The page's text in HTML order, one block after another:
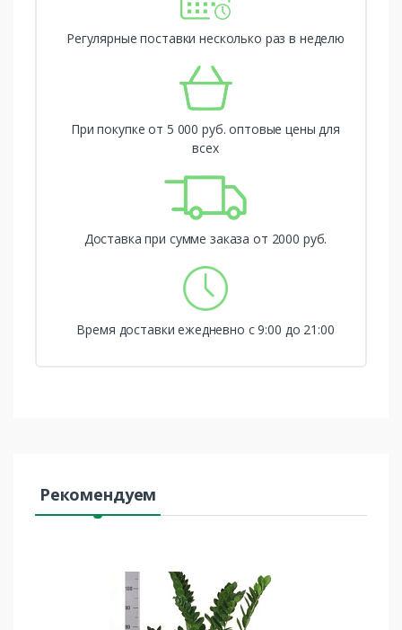
Регулярные поставки несколько раз в неделю
При покупке от 5 000 руб. оптовые цены для
всех
Доставка при сумме заказа от 2000 руб.
Время доставки ежедневно с 9:00 до 21:00
Рекомендуем